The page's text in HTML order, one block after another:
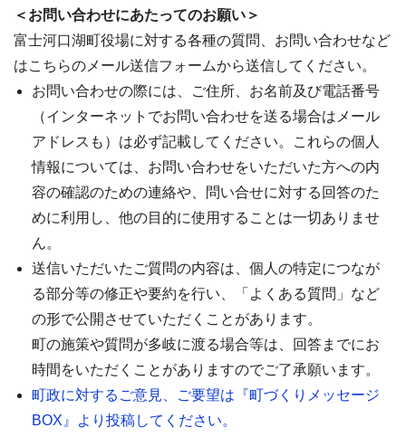
＜お問い合わせにあたってのお願い＞
富士河口湖町役場に対する各種の質問、お問い合わせなど
はこちらのメール送信フォームから送信してください。
お問い合わせの際には、ご住所、お名前及び電話番号
（インターネットでお問い合わせを送る場合はメール
アドレスも）は必ず記載してください。これらの個人
情報については、お問い合わせをいただいた方への内
容の確認のための連絡や、問い合せに対する回答のた
めに利用し、他の目的に使用することは一切ありませ
ん。
送信いただいたご質問の内容は、個人の特定につなが
る部分等の修正や要約を行い、「よくある質問」など
の形で公開させていただくことがあります。
町の施策や質問が多岐に渡る場合等は、回答までにお
時間をいただくことがありますのでご了承願います。
町政に対するご意見、ご要望は『町づくりメッセージ
BOX』より投稿してください。